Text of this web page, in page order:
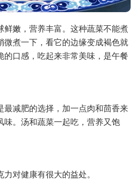
嫩，营养丰富。这种蔬菜不能煮
微煮一下，看它的边缘变成褐色就
的口感，吃起来非常美味，是午餐
减肥的选择，加一点肉和茴香来
味。汤和蔬菜一起吃，营养又饱
对健康有很大的益处。